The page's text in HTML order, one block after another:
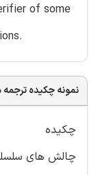
of some
نمونه چکیده
چکیده
چالش های